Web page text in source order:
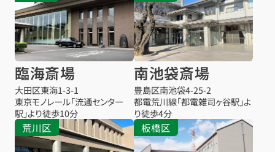
臨海斎場
大田区東海1-3-1
東京モノレール「流通センター
駅」より徒歩10分
南池袋斎場
豊島区南池袋4-25-2
都電荒川線「都電雑司ヶ谷駅」よ
り徒歩4分
荒川区 板橋区